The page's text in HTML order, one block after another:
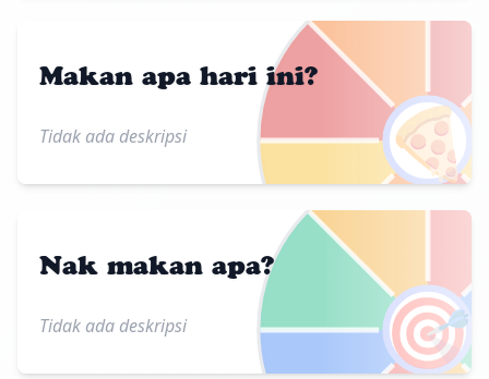
🍕
Makan apa hari ini?
Tidak ada deskripsi
🎯
Nak makan apa?
Tidak ada deskripsi